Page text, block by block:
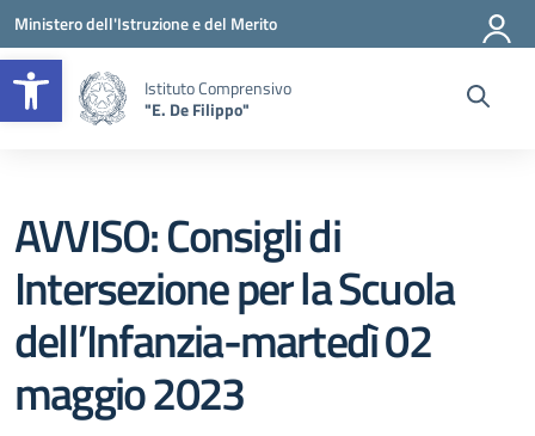
Apri la barra degli strumenti
Vai ai contenuti
Vai al menu di navigazione
Vai al footer
Ministero dell'Istruzione e del Merito
Istituto Comprensivo
"E. De Filippo"
AVVISO: Consigli di
Intersezione per la Scuola
dell’Infanzia-martedì 02
maggio 2023